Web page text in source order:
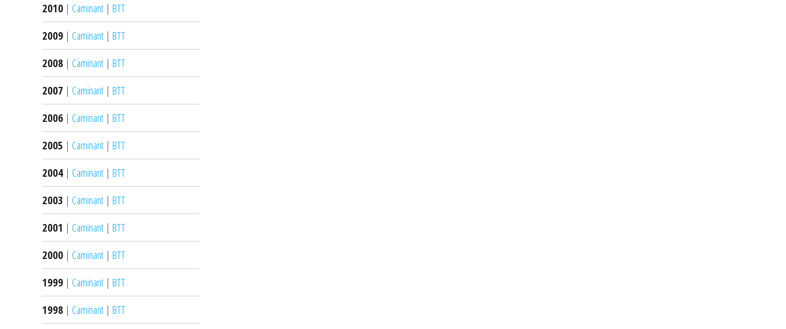
2010 | Caminant | BTT
2009 | Caminant | BTT
2008 | Caminant | BTT
2007 | Caminant | BTT
2006 | Caminant | BTT
2005 | Caminant | BTT
2004 | Caminant | BTT
2003 | Caminant | BTT
2001 | Caminant | BTT
2000 | Caminant | BTT
1999 | Caminant | BTT
1998 | Caminant | BTT